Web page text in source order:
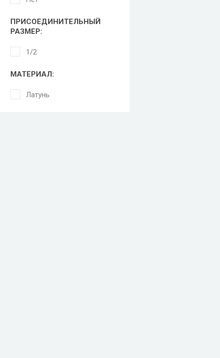
ПРИСОЕДИНИТЕЛЬНЫЙ
РАЗМЕР:
1/2
МАТЕРИАЛ:
Латунь